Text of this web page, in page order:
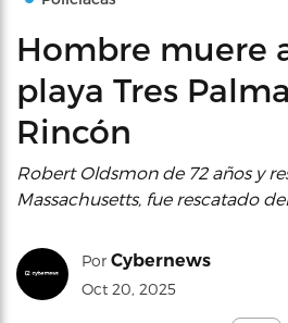
Hombre muere
playa Tres
Rincón
Robert Oldsmon de 72 años y
Massachusetts, fue rescatado
Por Cybernews
Oct 20, 2025